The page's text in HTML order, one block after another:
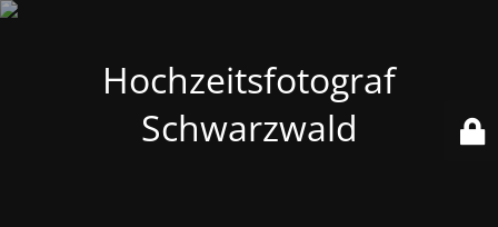
Hochzeitsfotograf
Schwarzwald